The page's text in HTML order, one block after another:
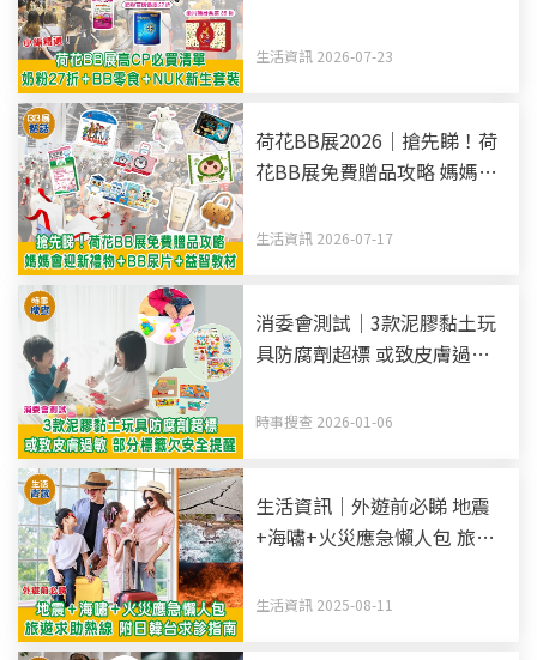
生活資訊 2026-07-23
荷花BB展2026｜搶先睇！荷
花BB展免費贈品攻略 媽媽會
生活資訊 2026-07-17
消委會測試｜3款泥膠黏土玩
具防腐劑超標 或致皮膚過敏
時事搜查 2026-01-06
生活資訊｜外遊前必睇 地震
+海嘯+火災應急懶人包 旅遊
生活資訊 2025-08-11